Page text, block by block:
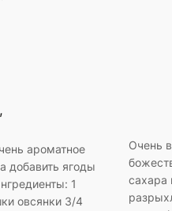
ароматное
добавить ягоды
1
овсянки 3/4
Очень
сахара